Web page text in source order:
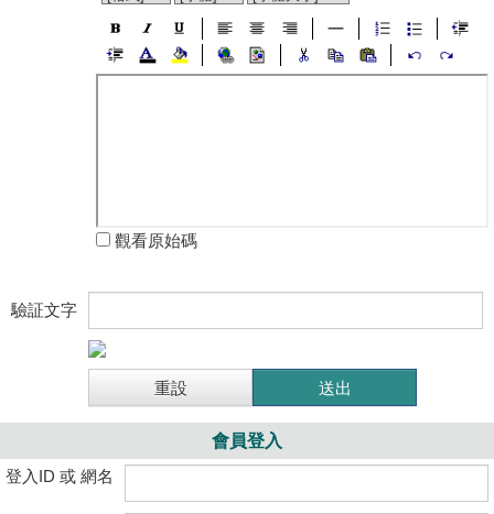
觀看原始碼
驗証文字
會員登入
登入ID 或 網名